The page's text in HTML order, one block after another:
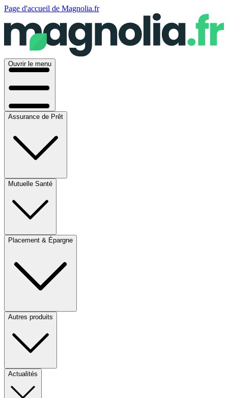
Page d'accueil de Magnolia.fr
Ouvrir le menu
Assurance de Prêt
Mutuelle Santé
Placement & Épargne
Autres produits
Actualités